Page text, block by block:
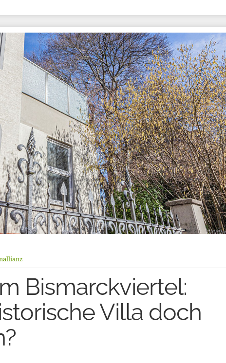
Bismarckviertel:
Villa doch